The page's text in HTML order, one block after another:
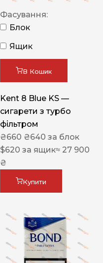
Фасування:
Блок
Ящик
В Кошик
Kent 8 Blue KS —
сигарети з турбо
фільтром
₴660 ₴640 за блок
$620 за ящик≈ 27 900
₴
Купити